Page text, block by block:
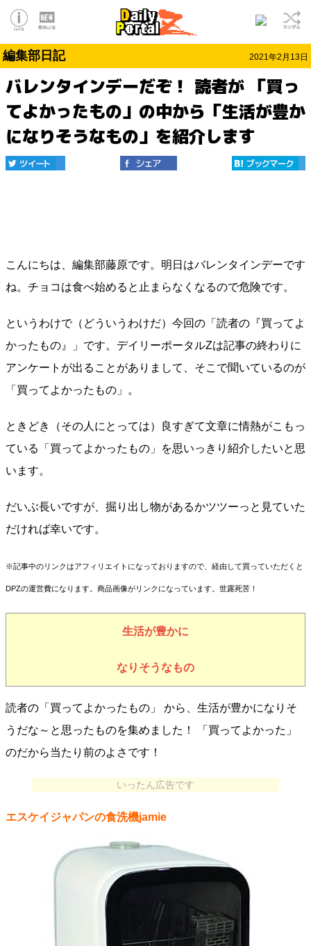
編集部日記 2021年2月13日
バレンタインデーだぞ！ 読者が 「買っ
てよかったもの」の中から「生活が豊か
になりそうなもの」を紹介します
こんにちは、編集部藤原です。明日はバレンタインデーです
ね。チョコは食べ始めると止まらなくなるので危険です。
というわけで（どういうわけだ）今回の「読者の『買ってよ
かったもの』」です。デイリーポータルZは記事の終わりに
アンケートが出ることがありまして、そこで聞いているのが
「買ってよかったもの」。
ときどき（その人にとっては）良すぎて文章に情熱がこもっ
ている「買ってよかったもの」を思いっきり紹介したいと思
います。
だいぶ長いですが、掘り出し物があるかツツーっと見ていた
だければ幸いです。
※記事中のリンクはアフィリエイトになっておりますので、経由して買っていただくと
DPZの運営費になります。商品画像がリンクになっています。世露死苦！
生活が豊かに
なりそうなもの
読者の「買ってよかったもの」 から、生活が豊かになりそ
うだな～と思ったものを集めました！ 「買ってよかった」
のだから当たり前のよさです！
いったん広告です
エスケイジャパンの食洗機jamie